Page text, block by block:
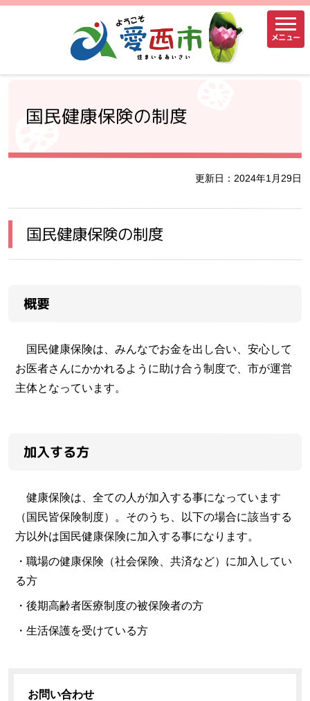
メニュー
国民健康保険の制度
更新日：2024年1月29日
国民健康保険の制度
概要
国民健康保険は、みんなでお金を出し合い、安心して
お医者さんにかかれるように助け合う制度で、市が運営
主体となっています。
加入する方
健康保険は、全ての人が加入する事になっています
（国民皆保険制度）。そのうち、以下の場合に該当する
方以外は国民健康保険に加入する事になります。
・職場の健康保険（社会保険、共済など）に加入してい
る方
・後期高齢者医療制度の被保険者の方
・生活保護を受けている方
お問い合わせ